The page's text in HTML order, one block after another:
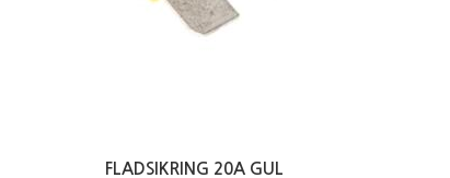
FLADSIKRING 20A GUL